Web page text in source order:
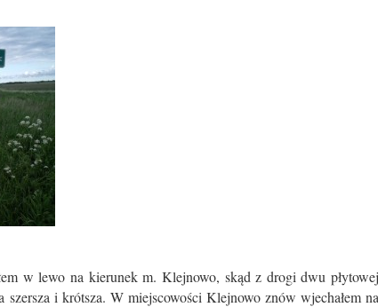
w lewo na kierunek m. Klejnowo, skąd z drogi dwu płytowej
szersza i krótsza. W miejscowości Klejnowo znów wjechałem na